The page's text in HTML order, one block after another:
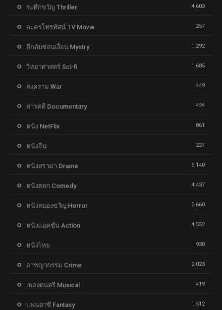
ระทึกขวัญ Thriller 4,603
ละครโทรทัศน์ TV Movie 257
ลึกลับซ่อนเงื่อน Mystry 1,292
วิทยาศาสตร์ Sci-fi 1,685
สงคราม War 449
สารคดี Documentary 424
หนัง NetFlix 861
หนังจีน 227
หนังดราม่า Drama 6,140
หนังตลก Comedy 4,437
หนังสยองขวัญ Horror 2,660
หนังแอคชั่น Action 4,552
หนังไทย 930
อาชญากรรม Crime 2,023
เพลงดนตรี Musical 419
แฟนตาซี Fantasy 1,512